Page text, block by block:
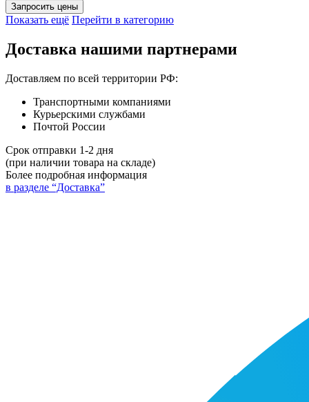
Запросить цены
Показать ещё Перейти в категорию
Доставка нашими партнерами
Доставляем по всей территории РФ:
Транспортными компаниями
Курьерскими службами
Почтой России
Срок отправки 1-2 дня
(при наличии товара на складе)
Более подробная информация
в разделе “Доставка”